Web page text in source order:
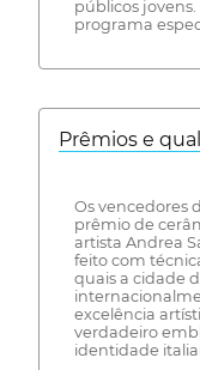
públicos
programa
Prêmios e
Os vencedores
prêmio de
artista Andrea
feito com
quais a cidade
excelência
verdadeiro
identidade